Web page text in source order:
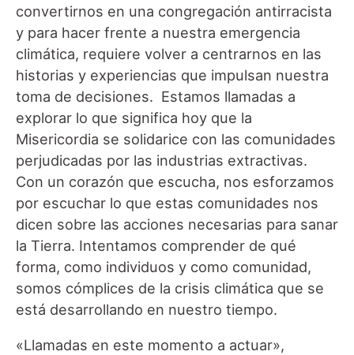
convertirnos en una congregación antirracista
y para hacer frente a nuestra emergencia
climática, requiere volver a centrarnos en las
historias y experiencias que impulsan nuestra
toma de decisiones. Estamos llamadas a
explorar lo que significa hoy que la
Misericordia se solidarice con las comunidades
perjudicadas por las industrias extractivas.
Con un corazón que escucha, nos esforzamos
por escuchar lo que estas comunidades nos
dicen sobre las acciones necesarias para sanar
la Tierra. Intentamos comprender de qué
forma, como individuos y como comunidad,
somos cómplices de la crisis climática que se
está desarrollando en nuestro tiempo.
«Llamadas en este momento a actuar»,